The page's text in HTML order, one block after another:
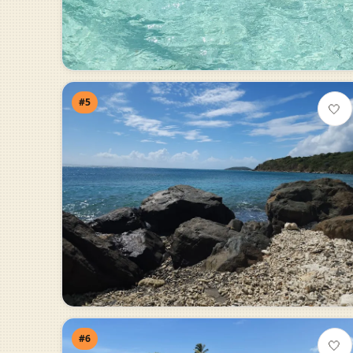
#5 🤍
#6 🤍